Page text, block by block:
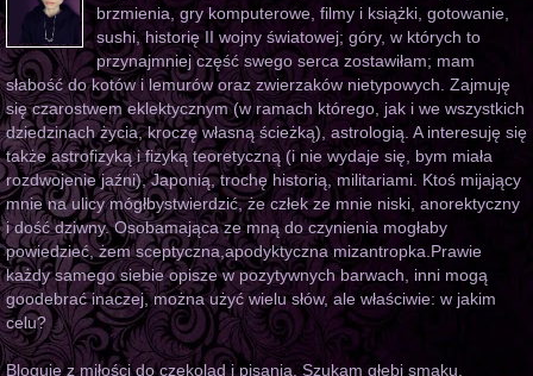
brzmienia, gry komputerowe, filmy i książki, gotowanie,
sushi, historię II wojny światowej; góry, w których to
przynajmniej część swego serca zostawiłam; mam
słabość do kotów i lemurów oraz zwierzaków nietypowych. Zajmuję
się czarostwem eklektycznym (w ramach którego, jak i we wszystkich
dziedzinach życia, kroczę własną ścieżką), astrologią. A interesuję się
także astrofizyką i fizyką teoretyczną (i nie wydaje się, bym miała
rozdwojenie jaźni), Japonią, trochę historią, militariami. Ktoś mijający
mnie na ulicy mógłbystwierdzić, że człek ze mnie niski, anorektyczny
i dość dziwny. Osobamająca ze mną do czynienia mogłaby
powiedzieć, żem sceptyczna,apodyktyczna mizantropka.Prawie
każdy samego siebie opisze w pozytywnych barwach, inni mogą
goodebrać inaczej, można użyć wielu słów, ale właściwie: w jakim
celu?
Bloguję z miłości do czekolad i pisania. Szukam głębi smaku,